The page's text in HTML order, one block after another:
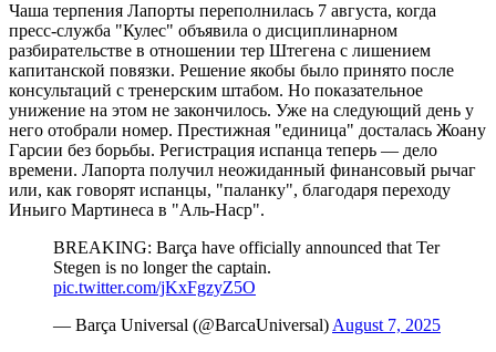
Чаша терпения Лапорты переполнилась 7 августа, когда
пресс-служба "Кулес" объявила о дисциплинарном
разбирательстве в отношении тер Штегена с лишением
капитанской повязки. Решение якобы было принято после
консультаций с тренерским штабом. Но показательное
унижение на этом не закончилось. Уже на следующий день у
него отобрали номер. Престижная "единица" досталась Жоану
Гарсии без борьбы. Регистрация испанца теперь — дело
времени. Лапорта получил неожиданный финансовый рычаг
или, как говорят испанцы, "паланку", благодаря переходу
Иньиго Мартинеса в "Аль-Наср".
BREAKING: Barça have officially announced that Ter
Stegen is no longer the captain.
pic.twitter.com/jKxFgzyZ5O
— Barça Universal (@BarcaUniversal) August 7, 2025